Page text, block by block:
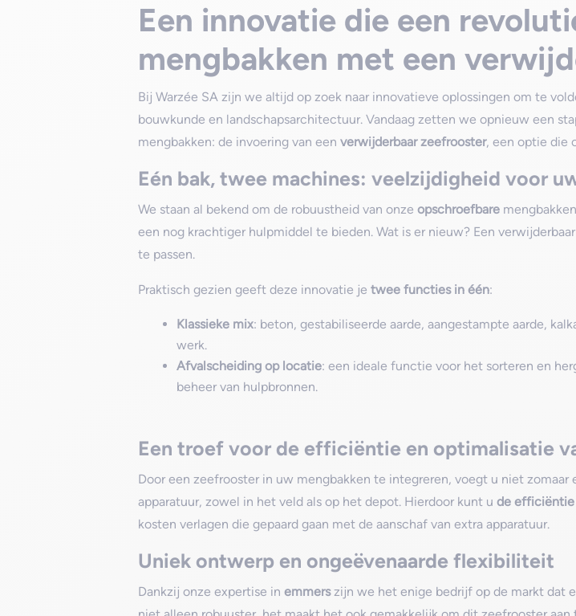
Een innovatie die een
mengbakken met een
Bij Warzée SA zijn we altijd op zoek naar innovatieve oplossingen om te
bouwkunde en landschapsarchitectuur. Vandaag zetten we opnieuw een
mengbakken: de invoering van een verwijderbaar zeefrooster, een optie die
Eén bak, twee machines: veelzijdigheid voor
We staan al bekend om de robuustheid van onze opschroefbare
een nog krachtiger hulpmiddel te bieden. Wat is er nieuw? Een
te passen.
Praktisch gezien geeft deze innovatie je twee functies in één:
Klassieke mix: beton, gestabiliseerde aarde, aangestampte aarde,
werk.
Afvalscheiding op locatie: een ideale functie voor het sorteren en
beheer van hulpbronnen.
Een troef voor de efficiëntie en optimalisatie
Door een zeefrooster in uw mengbakken te integreren, voegt u niet
apparatuur, zowel in het veld als op het depot. Hierdoor kunt u de efficiëntie
kosten verlagen die gepaard gaan met de aanschaf van extra apparatuur.
Uniek ontwerp en ongeëvenaarde flexibiliteit
Dankzij onze expertise in emmerszijn we het enige bedrijf op de markt dat